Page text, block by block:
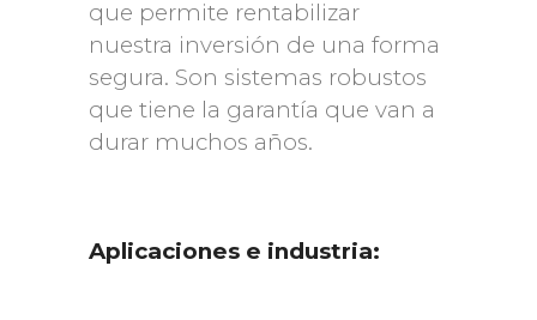
que permite rentabilizar
nuestra inversión de una forma
segura. Son sistemas robustos
que tiene la garantía que van a
durar muchos años.
Aplicaciones e industria: